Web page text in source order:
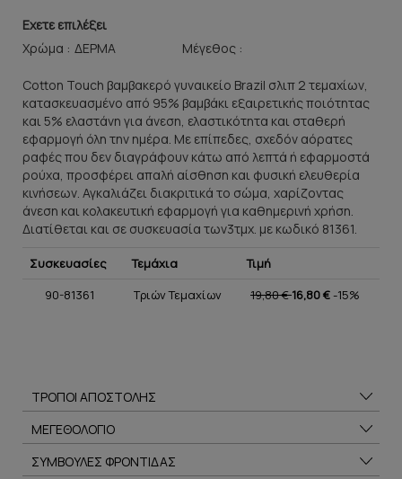
Εχετε επιλέξει
Χρώμα :
Μέγεθος :
Cotton Touch βαμβακερό γυναικείο Brazil σλιπ 2 τεμαχίων,
κατασκευασμένο από 95% βαμβάκι εξαιρετικής ποιότητας
και 5% ελαστάνη για άνεση, ελαστικότητα και σταθερή
εφαρμογή όλη την ημέρα. Με επίπεδες, σχεδόν αόρατες
ραφές που δεν διαγράφουν κάτω από λεπτά ή εφαρμοστά
ρούχα, προσφέρει απαλή αίσθηση και φυσική ελευθερία
κινήσεων. Αγκαλιάζει διακριτικά το σώμα, χαρίζοντας
άνεση και κολακευτική εφαρμογή για καθημερινή χρήση.
Διατίθεται και σε συσκευασία των3τμχ. με κωδικό 81361.
Συσκευασίες Τεμάχια
Τιμή
90-81361
Τριών Τεμαχίων 19,80 €16,80 €-15%
ΤΡΟΠΟΙ ΑΠΟΣΤΟΛΗΣ
ΜΕΓΕΘΟΛΟΓΙΟ
ΣΥΜΒΟΥΛΕΣ ΦΡΟΝΤΙΔΑΣ